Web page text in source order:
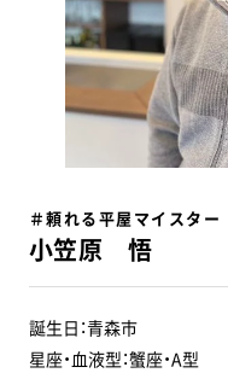
＃頼れる平屋マイスター
小笠原 悟
誕生日：青森市
星座・血液型：蟹座・A型